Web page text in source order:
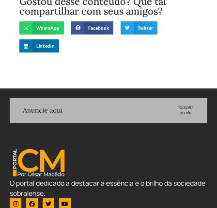
compartilhar com seus amigos?
WhatsApp Facebook Twitter
LinkedIn
O portal dedicado a destacar a essência e o brilho da sociedade
sobralense.